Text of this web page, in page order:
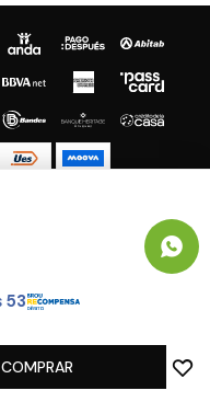
53
COMPRAR Fenicio